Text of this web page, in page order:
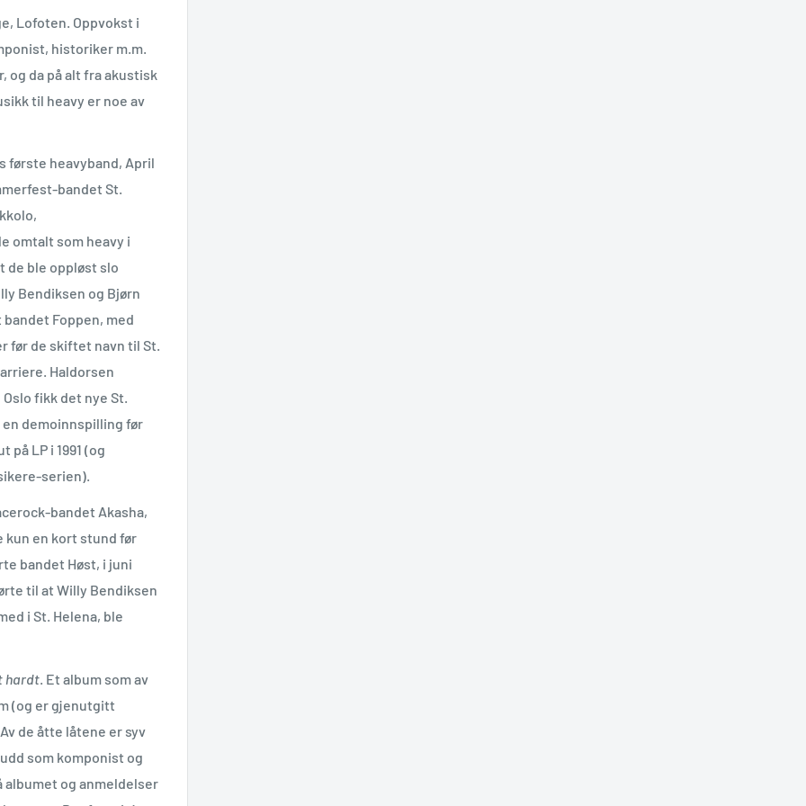
Lofoten. Oppvokst i
historiker m.m.
og da på alt fra akustisk
til heavy er noe av
første heavyband, April
bandet St.
omtalt som heavy i
de ble oppløst slo
Bendiksen og Bjørn
Foppen, med
før de skiftet navn til St.
Haldorsen
fikk det nye St.
demoinnspilling før
LP i 1991 (og
serien).
bandet Akasha,
kun en kort stund før
bandet Høst, i juni
til at Willy Bendiksen
i St. Helena, ble
hardt . Et album som av
(og er gjenutgitt
de åtte låtene er syv
som komponist og
og anmeldelser